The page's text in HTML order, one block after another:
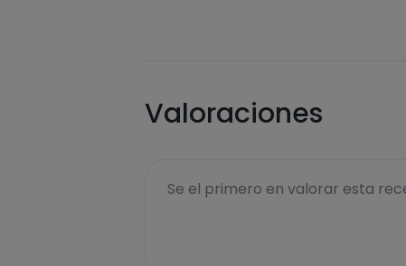
Valoraciones
Se el primero en valorar esta